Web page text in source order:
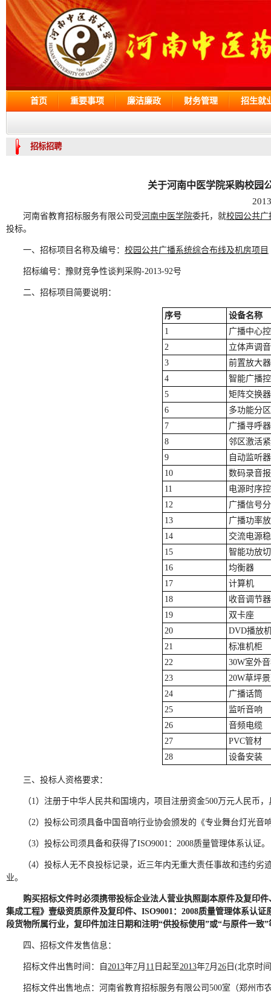
首页 重要事项 廉洁廉政 财务管理 招生就
招标招聘
关于河南中医学院采购校园
河南省教育招标服务有限公司受河南中医学院委托，就校园公共广
投标。
一、招标项目名称及编号： 校园公共广播系统综合布线及机房项目
招标编号：豫财竞争性谈判采购-2013-92号
二、招标项目简要说明：
序号
设备名称
1
广播中心
2
立体声调
3
前置放大器
4
智能广播
5
矩阵交换器
6
多功能分
7
广播寻呼器
8
邻区激活
9
自动监听器
10
数码录音
11
电源时序
12
广播信号
13
广播功率
14
交流电源
15
智能功放
16
均衡器
17
计算机
18
收音调节器
19
双卡座
20
DVD播放
21
标准机柜
22
30W室外
23
20W草坪
24
广播话筒
25
监听音响
26
音频电缆
27
PVC管材
28
设备安装
三、投标人资格要求：
（1）注册于中华人民共和国境内，项目注册资金500万元人民币
（2）投标公司须具备中国音响行业协会颁发的《专业舞台灯光
（3）投标公司须具备和获得了ISO9001：2008质量管理体系认证。
（4）投标人无不良投标记录，近三年内无重大责任事故和违约
业。
购买招标文件时必须携带投标企业法人营业执照副本原件及复印
集成工程》壹级资质原件及复印件、 ISO9001： 2008质量管理体系认证
段货物所属行业，复印件加注日期和注明“供投标使用”或“与原件一致
四、招标文件发售信息：
招标文件出售时间：自 2013年7月 11 日起至2013年7月 26 日(北京时
招标文件出售地点：河南省教育招标服务有限公司500室（郑州